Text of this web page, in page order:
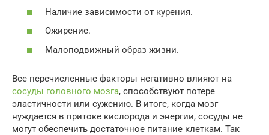
Наличие зависимости от курения.
Ожирение.
Малоподвижный образ жизни.
Все перечисленные факторы негативно влияют на
сосуды головного мозга, способствуют потере
эластичности или сужению. В итоге, когда мозг
нуждается в притоке кислорода и энергии, сосуды не
могут обеспечить достаточное питание клеткам. Так